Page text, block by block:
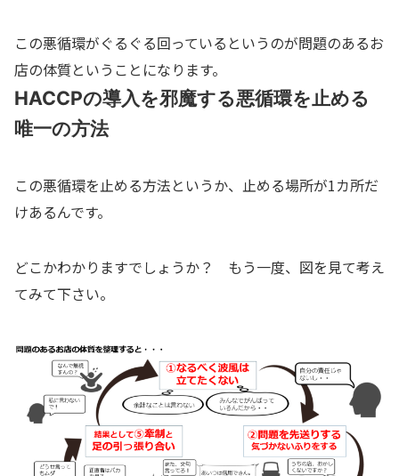
この悪循環がぐるぐる回っているというのが問題のあるお
店の体質ということになります。
HACCPの導入を邪魔する悪循環を止める
唯一の方法
この悪循環を止める方法というか、止める場所が1カ所だ
けあるんです。
どこかわかりますでしょうか？ もう一度、図を見て考え
てみて下さい。